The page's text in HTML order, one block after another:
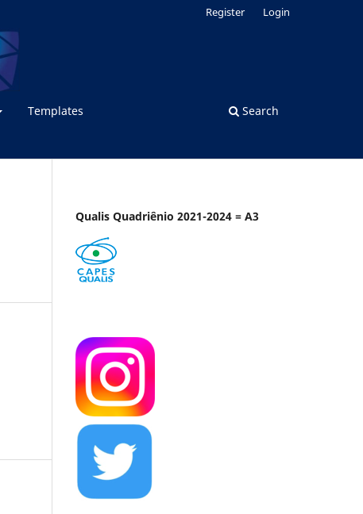
Templates Search
Register Login
Qualis Quadriênio 2021-2024 = A3